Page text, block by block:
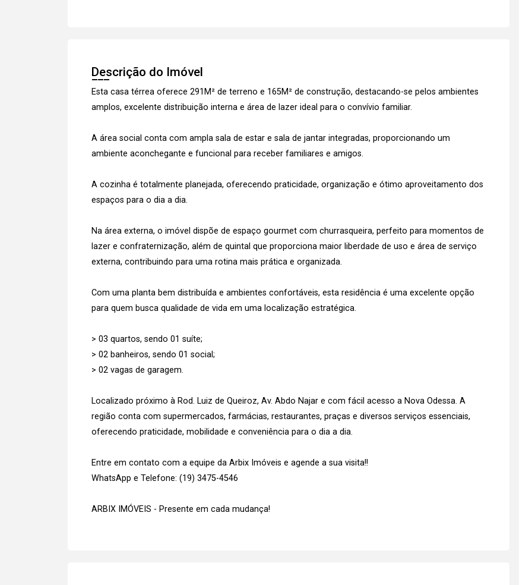
Descrição do Imóvel
Esta casa térrea oferece 291M² de terreno e 165M² de construção, destacando-se pelos ambientes
amplos, excelente distribuição interna e área de lazer ideal para o convívio familiar.
A área social conta com ampla sala de estar e sala de jantar integradas, proporcionando um
ambiente aconchegante e funcional para receber familiares e amigos.
A cozinha é totalmente planejada, oferecendo praticidade, organização e ótimo aproveitamento dos
espaços para o dia a dia.
Na área externa, o imóvel dispõe de espaço gourmet com churrasqueira, perfeito para momentos de
lazer e confraternização, além de quintal que proporciona maior liberdade de uso e área de serviço
externa, contribuindo para uma rotina mais prática e organizada.
Com uma planta bem distribuída e ambientes confortáveis, esta residência é uma excelente opção
para quem busca qualidade de vida em uma localização estratégica.
> 03 quartos, sendo 01 suíte;
> 02 banheiros, sendo 01 social;
> 02 vagas de garagem.
Localizado próximo à Rod. Luiz de Queiroz, Av. Abdo Najar e com fácil acesso a Nova Odessa. A
região conta com supermercados, farmácias, restaurantes, praças e diversos serviços essenciais,
oferecendo praticidade, mobilidade e conveniência para o dia a dia.
Entre em contato com a equipe da Arbix Imóveis e agende a sua visita!!
WhatsApp e Telefone: (19) 3475-4546
ARBIX IMÓVEIS - Presente em cada mudança!